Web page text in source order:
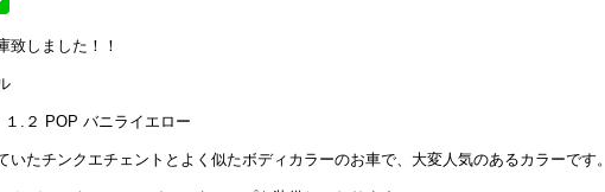
致しました！！
.２ POP バニライエロー
いたチンクエチェントとよく似たボディカラーのお車で、大変人気のあるカラーです。